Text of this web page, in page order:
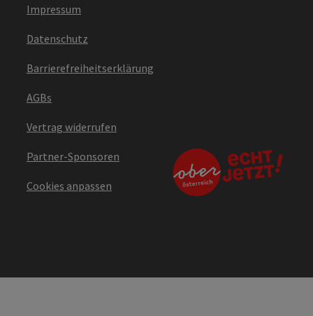
Impressum
Datenschutz
Barrierefreiheitserklärung
AGBs
Vertrag widerrufen
Partner-Sponsoren
Cookies anpassen